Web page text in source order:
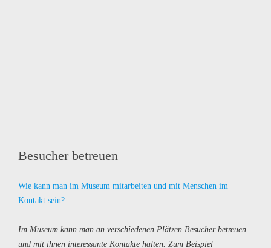
Besucher betreuen
Wie kann man im Museum mitarbeiten und mit Menschen im
Kontakt sein?
Im Museum kann man an verschiedenen Plätzen Besucher betreuen
und mit ihnen interessante Kontakte halten. Zum Beispiel